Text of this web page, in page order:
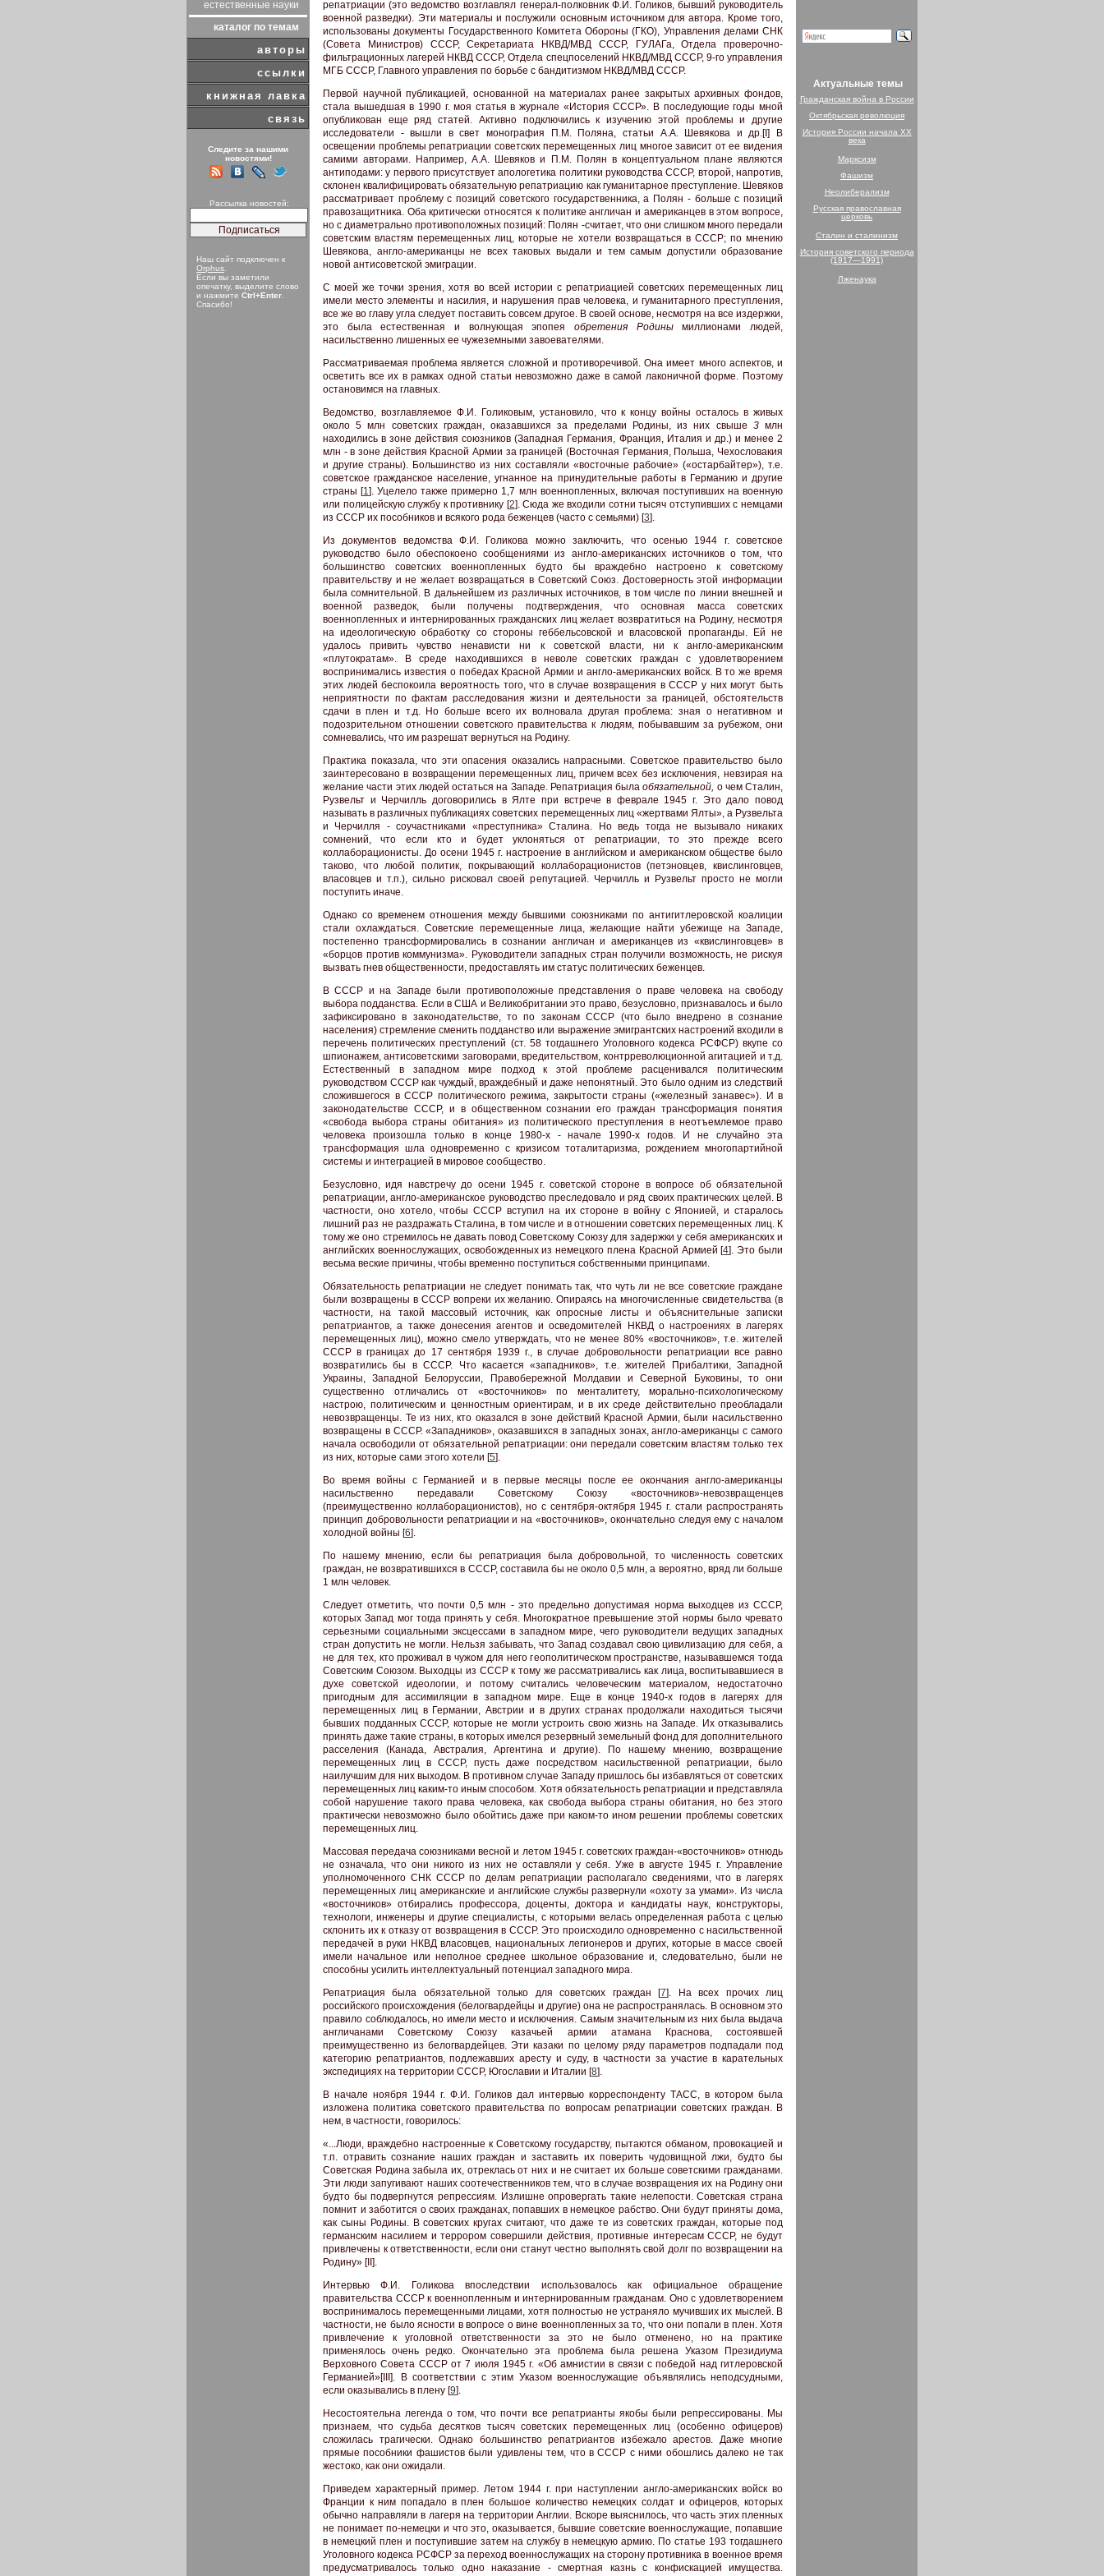
естественные науки
каталог по темам
авторы
ссылки
книжная лавка
связь
Следите за нашими
новостями!
Рассылка новостей:
Наш сайт подключен к
Orphus
Если вы заметили
опечатку, выделите слово
и нажмите Ctrl+Enter
Спасибо!
репатриации (это ведомство возглавлял генерал-полковник Ф.И. Голиков, бывший руководитель
военной разведки). Эти материалы и послужили основным источником для автора. Кроме того,
использованы документы Государственного Комитета Обороны (ГКО), Управления делами СНК
(Совета Министров) СССР, Секретариата НКВД/МВД СССР, ГУЛАГа, Отдела проверочно-
фильтрационных лагерей НКВД СССР, Отдела спецпоселений НКВД/МВД СССР, 9-го управления
МГБ СССР, Главного управления по борьбе с бандитизмом НКВД/МВД СССР.
Первой научной публикацией, основанной на материалах ранее закрытых архивных фондов,
стала вышедшая в 1990 г. моя статья в журнале «История СССР». В последующие годы мной
опубликован еще ряд статей. Активно подключились к изучению этой проблемы и другие
исследователи - вышли в свет монография П.М. Поляна, статьи А.А. Шевякова и др.[I] В
освещении проблемы репатриации советских перемещенных лиц многое зависит от ее видения
самими авторами. Например, А.А. Шевяков и П.М. Полян в концептуальном плане являются
антиподами: у первого присутствует апологетика политики руководства СССР, второй, напротив,
склонен квалифицировать обязательную репатриацию как гуманитарное преступление. Шевяков
рассматривает проблему с позиций советского государственника, а Полян - больше с позиций
правозащитника. Оба критически относятся к политике англичан и американцев в этом вопросе,
но с диаметрально противоположных позиций: Полян -считает, что они слишком много передали
советским властям перемещенных лиц, которые не хотели возвращаться в СССР; по мнению
Шевякова, англо-американцы не всех таковых выдали и тем самым допустили образование
новой антисоветской эмиграции.
С моей же точки зрения, хотя во всей истории с репатриацией советских перемещенных лиц
имели место элементы и насилия, и нарушения прав человека, и гуманитарного преступления,
все же во главу угла следует поставить совсем другое. В своей основе, несмотря на все издержки,
это была естественная и волнующая эпопея обретения Родинымиллионами людей,
насильственно лишенных ее чужеземными завоевателями.
Рассматриваемая проблема является сложной и противоречивой. Она имеет много аспектов, и
осветить все их в рамках одной статьи невозможно даже в самой лаконичной форме. Поэтому
остановимся на главных.
Ведомство, возглавляемое Ф.И. Голиковым, установило, что к концу войны осталось в живых
около 5 млн советских граждан, оказавшихся за пределами Родины, из них свыше 3млн
находились в зоне действия союзников (Западная Германия, Франция, Италия и др.) и менее 2
млн - в зоне действия Красной Армии за границей (Восточная Германия, Польша, Чехословакия
и другие страны). Большинство из них составляли «восточные рабочие» («остарбайтер»), т.е.
советское гражданское население, угнанное на принудительные работы в Германию и другие
страны [1]. Уцелело также примерно 1,7 млн военнопленных, включая поступивших на военную
или полицейскую службу к противнику [2]. Сюда же входили сотни тысяч отступивших с немцами
из СССР их пособников и всякого рода беженцев (часто с семьями) [3].
Из документов ведомства Ф.И. Голикова можно заключить, что осенью 1944 г. советское
руководство было обеспокоено сообщениями из англо-американских источников о том, что
большинство советских военнопленных будто бы враждебно настроено к советскому
правительству и не желает возвращаться в Советский Союз. Достоверность этой информации
была сомнительной. В дальнейшем из различных источников, в том числе по линии внешней и
военной разведок, были получены подтверждения, что основная масса советских
военнопленных и интернированных гражданских лиц желает возвратиться на Родину, несмотря
на идеологическую обработку со стороны геббельсовской и власовской пропаганды. Ей не
удалось привить чувство ненависти ни к советской власти, ни к англо-американским
«плутократам». В среде находившихся в неволе советских граждан с удовлетворением
воспринимались известия о победах Красной Армии и англо-американских войск. В то же время
этих людей беспокоила вероятность того, что в случае возвращения в СССР у них могут быть
неприятности по фактам расследования жизни и деятельности за границей, обстоятельств
сдачи в плен и т.д. Но больше всего их волновала другая проблема: зная о негативном и
подозрительном отношении советского правительства к людям, побывавшим за рубежом, они
сомневались, что им разрешат вернуться на Родину.
Практика показала, что эти опасения оказались напрасными. Советское правительство было
заинтересовано в возвращении перемещенных лиц, причем всех без исключения, невзирая на
желание части этих людей остаться на Западе. Репатриация былаобязательной, о чем Сталин,
Рузвельт и Черчилль договорились в Ялте при встрече в феврале 1945 г. Это дало повод
называть в различных публикациях советских перемещенных лиц «жертвами Ялты», а Рузвельта
и Черчилля - соучастниками «преступника» Сталина. Но ведь тогда не вызывало никаких
сомнений, что если кто и будет уклоняться от репатриации, то это прежде всего
коллаборационисты. До осени 1945 г. настроение в английском и американском обществе было
таково, что любой политик, покрывающий коллаборационистов (петэновцев, квислинговцев,
власовцев и т.п.), сильно рисковал своей репутацией. Черчилль и Рузвельт просто не могли
поступить иначе.
Однако со временем отношения между бывшими союзниками по антигитлеровской коалиции
стали охлаждаться. Советские перемещенные лица, желающие найти убежище на Западе,
постепенно трансформировались в сознании англичан и американцев из «квислинговцев» в
«борцов против коммунизма». Руководители западных стран получили возможность, не рискуя
вызвать гнев общественности, предоставлять им статус политических беженцев.
В СССР и на Западе были противоположные представления о праве человека на свободу
выбора подданства. Если в США и Великобритании это право, безусловно, признавалось и было
зафиксировано в законодательстве, то по законам СССР (что было внедрено в сознание
населения) стремление сменить подданство или выражение эмигрантских настроений входили в
перечень политических преступлений (ст. 58 тогдашнего Уголовного кодекса РСФСР) вкупе со
шпионажем, антисоветскими заговорами, вредительством, контрреволюционной агитацией и т.д.
Естественный в западном мире подход к этой проблеме расценивался политическим
руководством СССР как чуждый, враждебный и даже непонятный. Это было одним из следствий
сложившегося в СССР политического режима, закрытости страны («железный занавес»). И в
законодательстве СССР, и в общественном сознании его граждан трансформация понятия
«свобода выбора страны обитания» из политического преступления в неотъемлемое право
человека произошла только в конце 1980-х - начале 1990-х годов. И не случайно эта
трансформация шла одновременно с кризисом тоталитаризма, рождением многопартийной
системы и интеграцией в мировое сообщество.
Безусловно, идя навстречу до осени 1945 г. советской стороне в вопросе об обязательной
репатриации, англо-американское руководство преследовало и ряд своих практических целей. В
частности, оно хотело, чтобы СССР вступил на их стороне в войну с Японией, и старалось
лишний раз не раздражать Сталина, в том числе и в отношении советских перемещенных лиц. К
тому же оно стремилось не давать повод Советскому Союзу для задержки у себя американских и
английских военнослужащих, освобожденных из немецкого плена Красной Армией [4]. Это были
весьма веские причины, чтобы временно поступиться собственными принципами.
Обязательность репатриации не следует понимать так, что чуть ли не все советские граждане
были возвращены в СССР вопреки их желанию. Опираясь на многочисленные свидетельства (в
частности, на такой массовый источник, как опросные листы и объяснительные записки
репатриантов, а также донесения агентов и осведомителей НКВД о настроениях в лагерях
перемещенных лиц), можно смело утверждать, что не менее 80% «восточников», т.е. жителей
СССР в границах до 17 сентября 1939 г., в случае добровольности репатриации все равно
возвратились бы в СССР. Что касается «западников», т.е. жителей Прибалтики, Западной
Украины, Западной Белоруссии, Правобережной Молдавии и Северной Буковины, то они
существенно отличались от «восточников» по менталитету, морально-психологическому
настрою, политическим и ценностным ориентирам, и в их среде действительно преобладали
невозвращенцы. Те из них, кто оказался в зоне действий Красной Армии, были насильственно
возвращены в СССР. «Западников», оказавшихся в западных зонах, англо-американцы с самого
начала освободили от обязательной репатриации: они передали советским властям только тех
из них, которые сами этого хотели [5].
Во время войны с Германией и в первые месяцы после ее окончания англо-американцы
насильственно передавали Советскому Союзу «восточников»-невозвращенцев
(преимущественно коллаборационистов), но с сентября-октября 1945 г. стали распространять
принцип добровольности репатриации и на «восточников», окончательно следуя ему с началом
холодной войны [6].
По нашему мнению, если бы репатриация была добровольной, то численность советских
граждан, не возвратившихся в СССР, составила бы не около 0,5 млн, а вероятно, вряд ли больше
1 млн человек.
Следует отметить, что почти 0,5 млн - это предельно допустимая норма выходцев из СССР,
которых Запад мог тогда принять у себя. Многократное превышение этой нормы было чревато
серьезными социальными эксцессами в западном мире, чего руководители ведущих западных
стран допустить не могли. Нельзя забывать, что Запад создавал свою цивилизацию для себя, а
не для тех, кто проживал в чужом для него геополитическом пространстве, называвшемся тогда
Советским Союзом. Выходцы из СССР к тому же рассматривались как лица, воспитывавшиеся в
духе советской идеологии, и потому считались человеческим материалом, недостаточно
пригодным для ассимиляции в западном мире. Еще в конце 1940-х годов в лагерях для
перемещенных лиц в Германии, Австрии и в других странах продолжали находиться тысячи
бывших подданных СССР, которые не могли устроить свою жизнь на Западе. Их отказывались
принять даже такие страны, в которых имелся резервный земельный фонд для дополнительного
расселения (Канада, Австралия, Аргентина и другие). По нашему мнению, возвращение
перемещенных лиц в СССР, пусть даже посредством насильственной репатриации, было
наилучшим для них выходом. В противном случае Западу пришлось бы избавляться от советских
перемещенных лиц каким-то иным способом. Хотя обязательность репатриации и представляла
собой нарушение такого права человека, как свобода выбора страны обитания, но без этого
практически невозможно было обойтись даже при каком-то ином решении проблемы советских
перемещенных лиц.
Массовая передача союзниками весной и летом 1945 г. советских граждан-«восточников» отнюдь
не означала, что они никого из них не оставляли у себя. Уже в августе 1945 г. Управление
уполномоченного СНК СССР по делам репатриации располагало сведениями, что в лагерях
перемещенных лиц американские и английские службы развернули «охоту за умами». Из числа
«восточников» отбирались профессора, доценты, доктора и кандидаты наук, конструкторы,
технологи, инженеры и другие специалисты, с которыми велась определенная работа с целью
склонить их к отказу от возвращения в СССР. Это происходило одновременно с насильственной
передачей в руки НКВД власовцев, национальных легионеров и других, которые в массе своей
имели начальное или неполное среднее школьное образование и, следовательно, были не
способны усилить интеллектуальный потенциал западного мира.
Репатриация была обязательной только для советских граждан [7]. На всех прочих лиц
российского происхождения (белогвардейцы и другие) она не распространялась. В основном это
правило соблюдалось, но имели место и исключения. Самым значительным из них была выдача
англичанами Советскому Союзу казачьей армии атамана Краснова, состоявшей
преимущественно из белогвардейцев. Эти казаки по целому ряду параметров подпадали под
категорию репатриантов, подлежавших аресту и суду, в частности за участие в карательных
экспедициях на территории СССР, Югославии и Италии [8].
В начале ноября 1944 г. Ф.И. Голиков дал интервью корреспонденту ТАСС, в котором была
изложена политика советского правительства по вопросам репатриации советских граждан. В
нем, в частности, говорилось:
«...Люди, враждебно настроенные к Советскому государству, пытаются обманом, провокацией и
т.п. отравить сознание наших граждан и заставить их поверить чудовищной лжи, будто бы
Советская Родина забыла их, отреклась от них и не считает их больше советскими гражданами.
Эти люди запугивают наших соотечественников тем, что в случае возвращения их на Родину они
будто бы подвергнутся репрессиям. Излишне опровергать такие нелепости. Советская страна
помнит и заботится о своих гражданах, попавших в немецкое рабство. Они будут приняты дома,
как сыны Родины. В советских кругах считают, что даже те из советских граждан, которые под
германским насилием и террором совершили действия, противные интересам СССР, не будут
привлечены к ответственности, если они станут честно выполнять свой долг по возвращении на
Родину» [II].
Интервью Ф.И. Голикова впоследствии использовалось как официальное обращение
правительства СССР к военнопленным и интернированным гражданам. Оно с удовлетворением
воспринималось перемещенными лицами, хотя полностью не устраняло мучивших их мыслей. В
частности, не было ясности в вопросе о вине военнопленных за то, что они попали в плен. Хотя
привлечение к уголовной ответственности за это не было отменено, но на практике
применялось очень редко. Окончательно эта проблема была решена Указом Президиума
Верховного Совета СССР от 7 июля 1945 г. «Об амнистии в связи с победой над гитлеровской
Германией»[III]. В соответствии с этим Указом военнослужащие объявлялись неподсудными,
если оказывались в плену [9].
Несостоятельна легенда о том, что почти все репатрианты якобы были репрессированы. Мы
признаем, что судьба десятков тысяч советских перемещенных лиц (особенно офицеров)
сложилась трагически. Однако большинство репатриантов избежало арестов. Даже многие
прямые пособники фашистов были удивлены тем, что в СССР с ними обошлись далеко не так
жестоко, как они ожидали.
Приведем характерный пример. Летом 1944 г. при наступлении англо-американских войск во
Франции к ним попадало в плен большое количество немецких солдат и офицеров, которых
обычно направляли в лагеря на территории Англии. Вскоре выяснилось, что часть этих пленных
не понимает по-немецки и что это, оказывается, бывшие советские военнослужащие, попавшие
в немецкий плен и поступившие затем на службу в немецкую армию. По статье 193 тогдашнего
Уголовного кодекса РСФСР за переход военнослужащих на сторону противника в военное время
предусматривалось только одно наказание - смертная казнь с конфискацией имущества.
Актуальные темы
Гражданская война в России
Октябрьская революция
История России начала XX
века
Марксизм
Фашизм
Неолиберализм
Русская православная
церковь
Сталин и сталинизм
История советского периода
(1917—1991)
Лженаука